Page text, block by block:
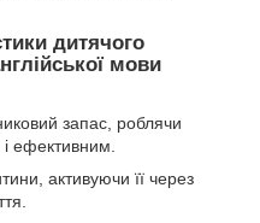
дитячого
мови
запас, роблячи
ефективним.
активуючи її через